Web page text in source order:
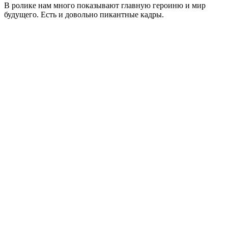
В ролике нам много показывают главную героиню и мир
будущего. Есть и довольно пикантные кадры.